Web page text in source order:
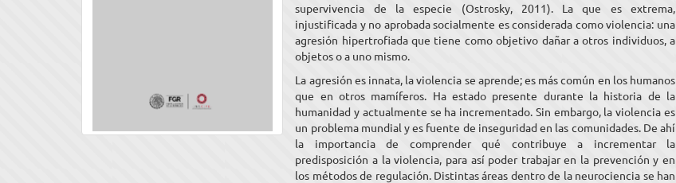
supervivencia de la especie (Ostrosky, 2011). La que es extrema,
injustificada y no aprobada socialmente es considerada como violencia: una
agresión hipertrofiada que tiene como objetivo dañar a otros individuos, a
objetos o a uno mismo.
La agresión es innata, la violencia se aprende; es más común en los humanos
que en otros mamíferos. Ha estado presente durante la historia de la
humanidad y actualmente se ha incrementado. Sin embargo, la violencia es
un problema mundial y es fuente de inseguridad en las comunidades. De ahí
la importancia de comprender qué contribuye a incrementar la
predisposición a la violencia, para así poder trabajar en la prevención y en
los métodos de regulación. Distintas áreas dentro de la neurociencia se han